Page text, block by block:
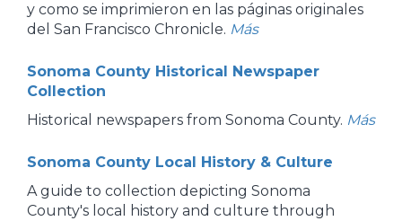
y como se imprimieron en las páginas originales
del San Francisco Chronicle. Más
Sonoma County Historical Newspaper
Collection
Historical newspapers from Sonoma County. Más
Sonoma County Local History & Culture
A guide to collection depicting Sonoma
County's local history and culture through